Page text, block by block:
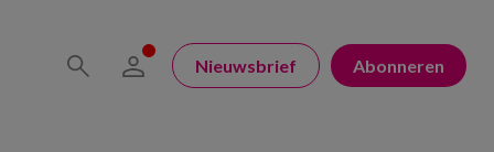
Nieuwsbrief Abonneren